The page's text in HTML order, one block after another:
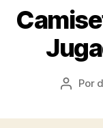
Autor
Por